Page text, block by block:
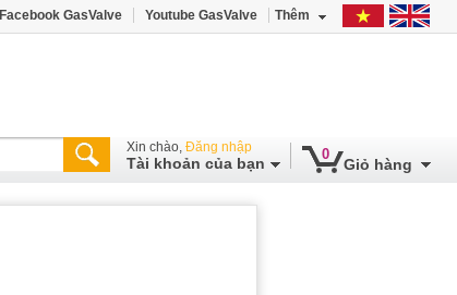
Facebook GasValve Youtube GasValve Thêm
Xin chào, Đăng nhập
Tài khoản của bạn
0
Giỏ hàng